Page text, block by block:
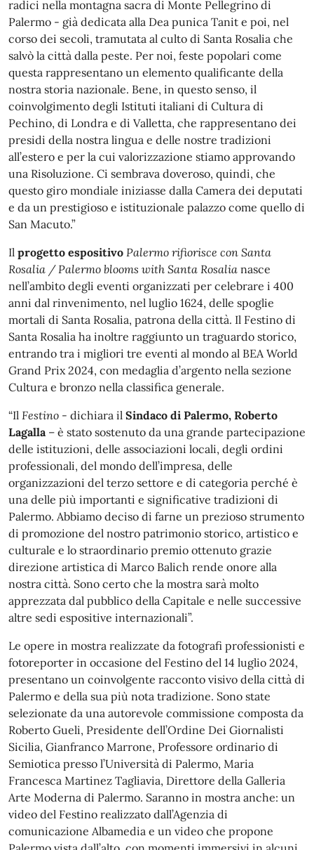
radici nella montagna sacra di Monte Pellegrino di
Palermo - già dedicata alla Dea punica Tanit e poi, nel
corso dei secoli, tramutata al culto di Santa Rosalia che
salvò la città dalla peste. Per noi, feste popolari come
questa rappresentano un elemento qualificante della
nostra storia nazionale. Bene, in questo senso, il
coinvolgimento degli Istituti italiani di Cultura di
Pechino, di Londra e di Valletta, che rappresentano dei
presidi della nostra lingua e delle nostre tradizioni
all’estero e per la cui valorizzazione stiamo approvando
una Risoluzione. Ci sembrava doveroso, quindi, che
questo giro mondiale iniziasse dalla Camera dei deputati
e da un prestigioso e istituzionale palazzo come quello di
San Macuto.”
Il progetto espositivo Palermo rifiorisce con Santa
Rosalia / Palermo blooms with Santa Rosalia nasce
nell’ambito degli eventi organizzati per celebrare i 400
anni dal rinvenimento, nel luglio 1624, delle spoglie
mortali di Santa Rosalia, patrona della città. Il Festino di
Santa Rosalia ha inoltre raggiunto un traguardo storico,
entrando tra i migliori tre eventi al mondo al BEA World
Grand Prix 2024, con medaglia d’argento nella sezione
Cultura e bronzo nella classifica generale.
“Il Festino - dichiara il Sindaco di Palermo, Roberto
Lagalla – è stato sostenuto da una grande partecipazione
delle istituzioni, delle associazioni locali, degli ordini
professionali, del mondo dell’impresa, delle
organizzazioni del terzo settore e di categoria perché è
una delle più importanti e significative tradizioni di
Palermo. Abbiamo deciso di farne un prezioso strumento
di promozione del nostro patrimonio storico, artistico e
culturale e lo straordinario premio ottenuto grazie
direzione artistica di Marco Balich rende onore alla
nostra città. Sono certo che la mostra sarà molto
apprezzata dal pubblico della Capitale e nelle successive
altre sedi espositive internazionali”.
Le opere in mostra realizzate da fotografi professionisti e
fotoreporter in occasione del Festino del 14 luglio 2024,
presentano un coinvolgente racconto visivo della città di
Palermo e della sua più nota tradizione. Sono state
selezionate da una autorevole commissione composta da
Roberto Gueli, Presidente dell’Ordine Dei Giornalisti
Sicilia, Gianfranco Marrone, Professore ordinario di
Semiotica presso l’Università di Palermo, Maria
Francesca Martinez Tagliavia, Direttore della Galleria
Arte Moderna di Palermo. Saranno in mostra anche: un
video del Festino realizzato dall’Agenzia di
comunicazione Albamedia e un video che propone